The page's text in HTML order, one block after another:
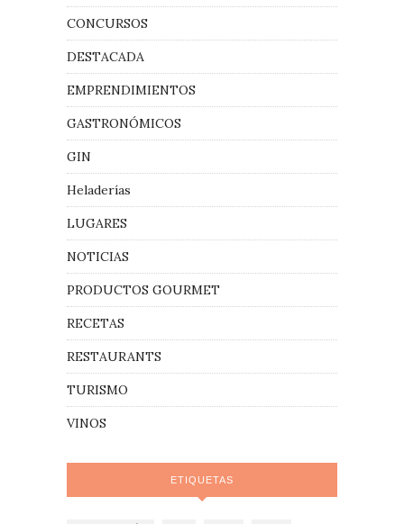
CONCURSOS
DESTACADA
EMPRENDIMIENTOS
GASTRONÓMICOS
GIN
Heladerías
LUGARES
NOTICIAS
PRODUCTOS GOURMET
RECETAS
RESTAURANTS
TURISMO
VINOS
ETIQUETAS